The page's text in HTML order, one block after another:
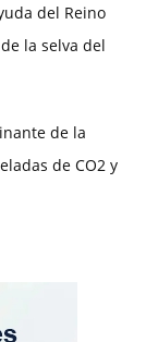
del Reino
la selva del
de la
de CO2 y